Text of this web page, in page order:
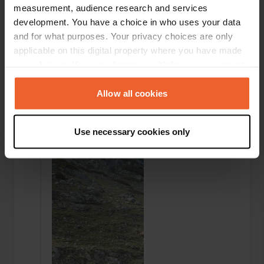
measurement, audience research and services
development. You have a choice in who uses your data
and for what purposes. Your privacy choices are only
applicable on this digital property where you have made
any time from the Cookie Declaration or by clicking on
the Privacy trigger icon.
Collect information about your geographical location
which can be accurate to within several meters
specific characteristics (fingerprinting)
Find out more about how your personal data is processed
and set your preferences in the
We use cookies to personalise content and ads, to
provide social media features and to analyse our traffic.
Allow all cookies
Use necessary cookies only
Aggiunta una foto a una
posizione
fa